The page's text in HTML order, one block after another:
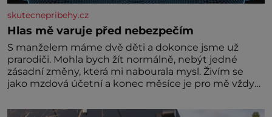
skutecnepribehy.cz
Hlas mě varuje před nebezpečím
S manželem máme dvě děti a dokonce jsme už
prarodiči. Mohla bych žít normálně, nebýt jedné
zásadní změny, která mi nabourala mysl. Živím se
jako mzdová účetní a konec měsíce je pro mě vždy
máme vnoučata, mi dcera čím dál častěji volá o